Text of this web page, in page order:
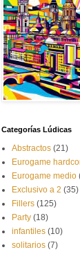
Categorías Lúdicas
Abstractos (21)
Eurogame
Eurogame medio
Exclusivo a 2 (35)
Fillers (125)
Party (18)
infantiles (10)
solitarios (7)